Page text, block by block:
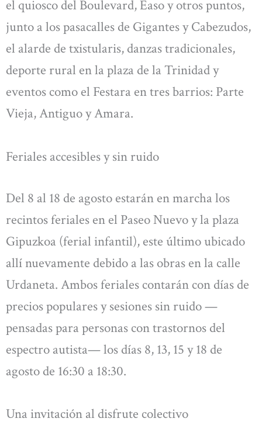
el quiosco del Boulevard, Easo y otros puntos,
junto a los pasacalles de Gigantes y Cabezudos,
el alarde de txistularis, danzas tradicionales,
deporte rural en la plaza de la Trinidad y
eventos como el Festara en tres barrios: Parte
Vieja, Antiguo y Amara.
Feriales accesibles y sin ruido
Del 8 al 18 de agosto estarán en marcha los
recintos feriales en el Paseo Nuevo y la plaza
Gipuzkoa (ferial infantil), este último ubicado
allí nuevamente debido a las obras en la calle
Urdaneta. Ambos feriales contarán con días de
precios populares y sesiones sin ruido —
pensadas para personas con trastornos del
espectro autista— los días 8, 13, 15 y 18 de
agosto de 16:30 a 18:30.
Una invitación al disfrute colectivo